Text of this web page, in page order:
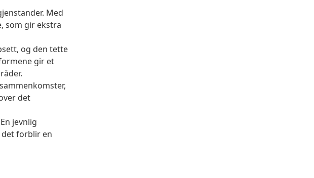
Med
som gir ekstra
og den tette
gir et
det
jevnlig
forblir en